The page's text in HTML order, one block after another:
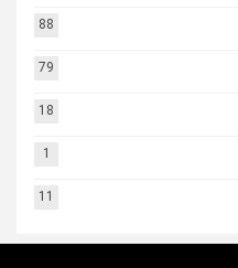
88
79
18
1
11